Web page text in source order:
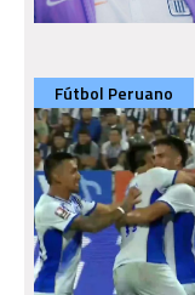
Fútbol Peruano